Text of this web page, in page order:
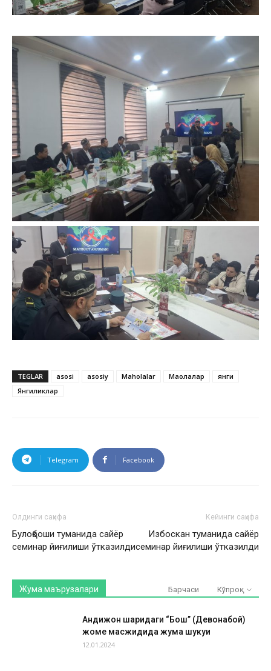
TEGLAR asosi asosiy Maholalar Мақолалар
янги
Янгиликлар
Telegram Facebook
Олдинги саҳифа
Булоқбоши туманида сайёр
семинар йиғилиши ўтказилди
Кейинги саҳифа
Избоскан туманида сайёр
семинар йиғилиши ўтказилди
Жума маърузалари Барчаси Кўпроқ
Андижон шаҳридаги “Бош” (Девонабой)
жоме масжидида жума шукуҳи
12.01.2024